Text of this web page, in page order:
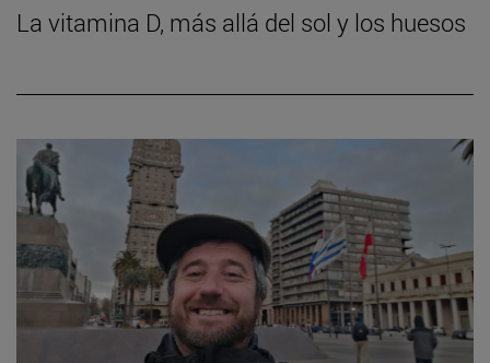
La vitamina D, más allá del sol y los huesos